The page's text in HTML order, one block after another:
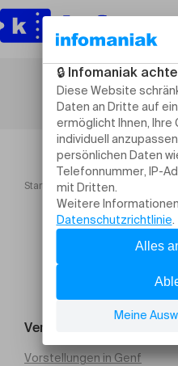
Startseite Oesch's die Dritten
Veranstaltung suchen
Vorstellungen in Genf